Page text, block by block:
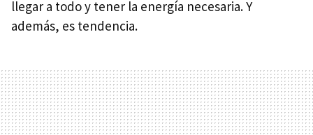
llegar a todo y tener la energía necesaria. Y
además, es tendencia.